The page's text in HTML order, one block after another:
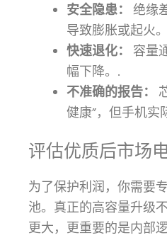
安全隐患： 绝缘
导致膨胀或起火
快速退化： 容量
幅下降。.
不准确的报告：
健康”，但手机实
评估优质后市场
为了保护利润，你需要
池。真正的高容量升级
更大，更重要的是内部